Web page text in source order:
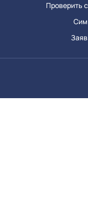
Проверить